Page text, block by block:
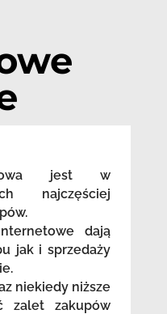
jest w
najczęściej
dają
jak i sprzedaży
niekiedy niższe
zalet zakupów